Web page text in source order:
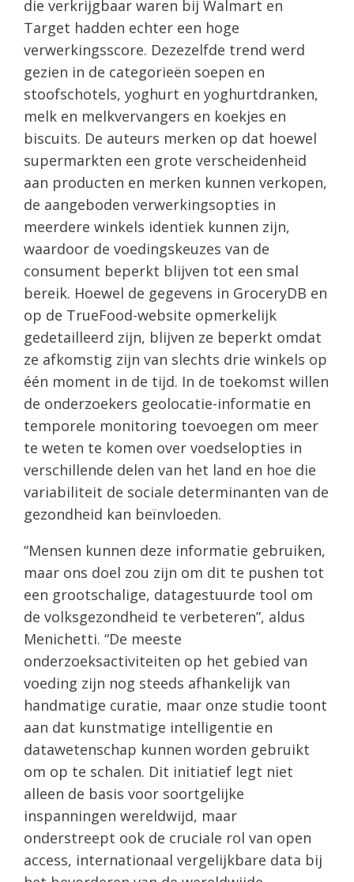
die verkrijgbaar waren bij Walmart en
Target hadden echter een hoge
verwerkingsscore. Dezezelfde trend werd
gezien in de categorieën soepen en
stoofschotels, yoghurt en yoghurtdranken,
melk en melkvervangers en koekjes en
biscuits. De auteurs merken op dat hoewel
supermarkten een grote verscheidenheid
aan producten en merken kunnen verkopen,
de aangeboden verwerkingsopties in
meerdere winkels identiek kunnen zijn,
waardoor de voedingskeuzes van de
consument beperkt blijven tot een smal
bereik. Hoewel de gegevens in GroceryDB en
op de TrueFood-website opmerkelijk
gedetailleerd zijn, blijven ze beperkt omdat
ze afkomstig zijn van slechts drie winkels op
één moment in de tijd. In de toekomst willen
de onderzoekers geolocatie-informatie en
temporele monitoring toevoegen om meer
te weten te komen over voedselopties in
verschillende delen van het land en hoe die
variabiliteit de sociale determinanten van de
gezondheid kan beïnvloeden.
“Mensen kunnen deze informatie gebruiken,
maar ons doel zou zijn om dit te pushen tot
een grootschalige, datagestuurde tool om
de volksgezondheid te verbeteren”, aldus
Menichetti. “De meeste
onderzoeksactiviteiten op het gebied van
voeding zijn nog steeds afhankelijk van
handmatige curatie, maar onze studie toont
aan dat kunstmatige intelligentie en
datawetenschap kunnen worden gebruikt
om op te schalen. Dit initiatief legt niet
alleen de basis voor soortgelijke
inspanningen wereldwijd, maar
onderstreept ook de cruciale rol van open
access, internationaal vergelijkbare data bij